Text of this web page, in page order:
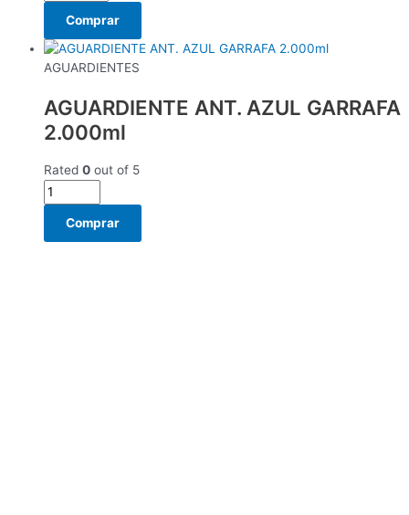
Comprar
AGUARDIENTES
AGUARDIENTE ANT. AZUL GARRAFA
2.000ml
Rated 0 out of 5
Comprar